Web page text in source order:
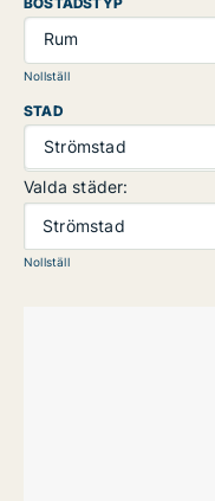
Rum
Nollställ
STAD
Strömstad
Valda städer:
Strömstad
Nollställ